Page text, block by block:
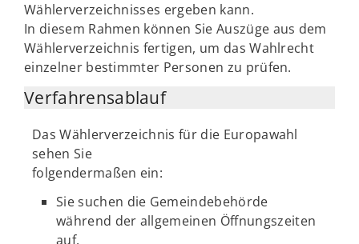
Wählerverzeichnisses ergeben kann.
In diesem Rahmen können Sie Auszüge aus dem
Wählerverzeichnis fertigen, um das Wahlrecht
einzelner bestimmter Personen zu prüfen.
Verfahrensablauf
Das Wählerverzeichnis für die Europawahl
sehen Sie
folgendermaßen ein:
Sie suchen die Gemeindebehörde
während der allgemeinen Öffnungszeiten
auf.